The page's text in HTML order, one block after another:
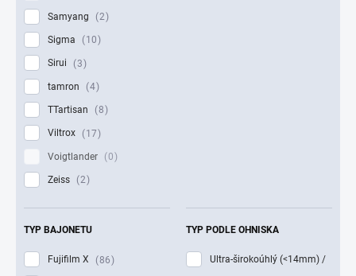
Samyang 2
Sigma 10
Sirui 3
tamron 4
TTartisan 8
Viltrox 17
Voigtlander 0
Zeiss 2
TYP BAJONETU
Fujifilm X 86
TYP PODLE OHNISKA
Ultra-širokoúhlý (<14mm) /